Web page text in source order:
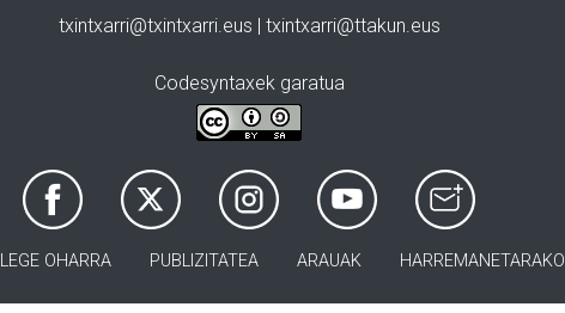
txintxarri@txintxarri.eus | txintxarri@ttakun.eus
Codesyntaxek garatua
LEGE OHARRA PUBLIZITATEA ARAUAK HARREMANETARAKO